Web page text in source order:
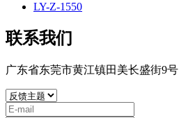
LY-Z-1550
联系我们
广东省东莞市黄江镇田美长盛街9号